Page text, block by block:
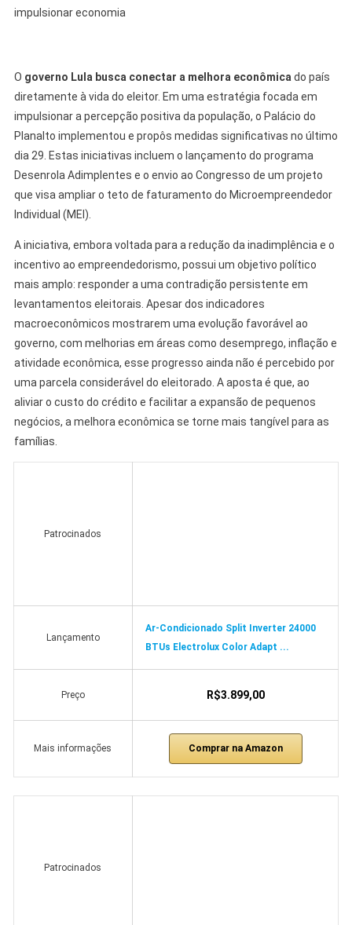
impulsionar economia
O governo Lula busca conectar a melhora econômica do país
diretamente à vida do eleitor. Em uma estratégia focada em
impulsionar a percepção positiva da população, o Palácio do
Planalto implementou e propôs medidas significativas no último
dia 29. Estas iniciativas incluem o lançamento do programa
Desenrola Adimplentes e o envio ao Congresso de um projeto
que visa ampliar o teto de faturamento do Microempreendedor
Individual (MEI).
A iniciativa, embora voltada para a redução da inadimplência e o
incentivo ao empreendedorismo, possui um objetivo político
mais amplo: responder a uma contradição persistente em
levantamentos eleitorais. Apesar dos indicadores
macroeconômicos mostrarem uma evolução favorável ao
governo, com melhorias em áreas como desemprego, inflação e
atividade econômica, esse progresso ainda não é percebido por
uma parcela considerável do eleitorado. A aposta é que, ao
aliviar o custo do crédito e facilitar a expansão de pequenos
negócios, a melhora econômica se torne mais tangível para as
famílias.
Patrocinados
Lançamento
Ar-Condicionado Split Inverter 24000
BTUs Electrolux Color Adapt ...
Preço R$3.899,00
Mais informações Comprar na Amazon
Patrocinados